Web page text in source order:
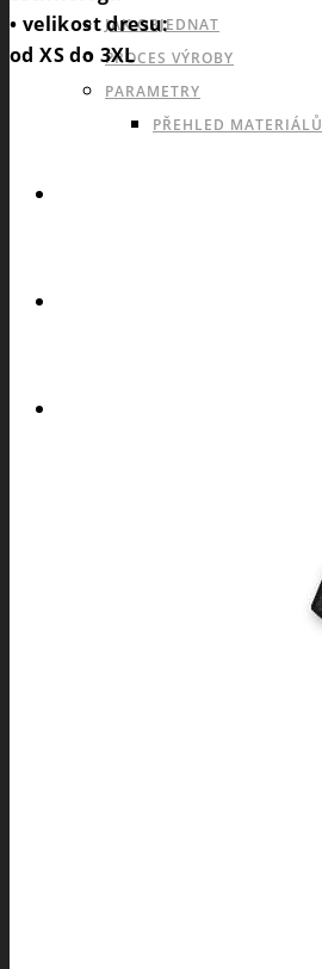
JAK OBJEDNAT
PROCES VÝROBY
PARAMETRY
PŘEHLED MATERIÁLŮ
• velikost dresu:
od XS do 3XL